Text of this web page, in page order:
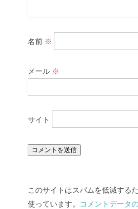
名前 ※
メール ※
サイト
このサイトはスパムを低減する
使っています。
コメントデータ